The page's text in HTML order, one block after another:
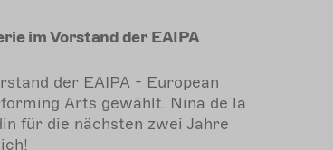
im Vorstand der EAIPA
der EAIPA - European
Arts gewählt. Nina de la
für die nächsten zwei Jahre